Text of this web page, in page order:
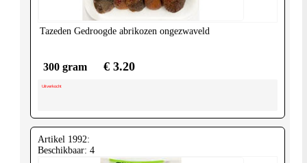
Tazeden Gedroogde abrikozen ongezwaveld
300 gram € 3.20
Uitverkocht
Artikel 1992:
Beschikbaar: 4